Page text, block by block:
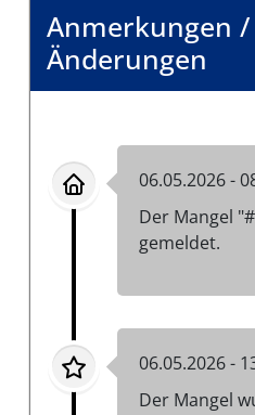
Anmerkungen /
Änderungen
06.05.2026 -
Der Mangel
gemeldet.
06.05.2026 -
Der Mangel